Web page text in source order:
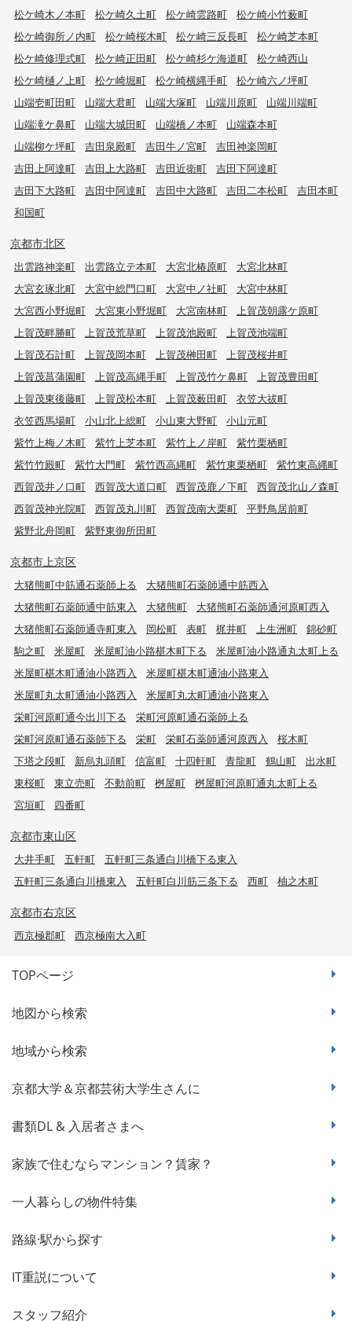
松ケ崎木ノ本町
松ケ崎久土町 松ケ崎雲路町
松ケ崎小竹薮町
松ケ崎御所ノ内町
松ケ崎桜木町 松ケ崎三反長町
松ケ崎芝本町
松ケ崎修理式町
松ケ崎正田町 松ケ崎杉ケ海道町
松ケ崎西山
松ケ崎樋ノ上町
松ケ崎堀町 松ケ崎横縄手町
松ケ崎六ノ坪町
山端壱町田町
山端大君町 山端大塚町 山端川原町
山端川端町
山端滝ケ鼻町
山端大城田町 山端橋ノ本町
山端森本町
山端柳ケ坪町
吉田泉殿町 吉田牛ノ宮町
吉田神楽岡町
吉田上阿達町
吉田上大路町 吉田近衛町
吉田下阿達町
吉田下大路町
吉田中阿達町 吉田中大路町 吉田二本松町
吉田本町
和国町
京都市北区
出雲路神楽町 出雲路立テ本町 大宮北椿原町
大宮北林町
大宮玄琢北町
大宮中総門口町 大宮中ノ社町
大宮中林町
大宮西小野堀町
大宮東小野堀町 大宮南林町
上賀茂朝露ケ原町
上賀茂畔勝町
上賀茂荒草町 上賀茂池殿町
上賀茂池端町
上賀茂石計町
上賀茂岡本町 上賀茂榊田町
上賀茂桜井町
上賀茂菖蒲園町
上賀茂高縄手町 上賀茂竹ケ鼻町
上賀茂豊田町
上賀茂東後藤町
上賀茂松本町 上賀茂薮田町
衣笠大祓町
衣笠西馬場町
小山北上総町 小山東大野町
小山元町
紫竹上梅ノ木町
紫竹上芝本町 紫竹上ノ岸町
紫竹栗栖町
紫竹竹殿町
紫竹大門町 紫竹西高縄町 紫竹東栗栖町
紫竹東高縄町
西賀茂井ノ口町
西賀茂大道口町 西賀茂鹿ノ下町
西賀茂北山ノ森町
西賀茂神光院町
西賀茂丸川町 西賀茂南大栗町
平野鳥居前町
紫野北舟岡町
紫野東御所田町
京都市上京区
大猪熊町中筋通石薬師上る
大猪熊町石薬師通中筋西入
大猪熊町石薬師通中筋東入
大猪熊町
大猪熊町石薬師通河原町西入
大猪熊町石薬師通寺町東入
岡松町 表町 梶井町 上生洲町
錦砂町
駒之町
米屋町 米屋町油小路椹木町下る
米屋町油小路通丸太町上る
米屋町椹木町通油小路西入
米屋町椹木町通油小路東入
米屋町丸太町通油小路西入
米屋町丸太町通油小路東入
栄町河原町通今出川下る
栄町河原町通石薬師上る
栄町河原町通石薬師下る
栄町 栄町石薬師通河原西入
桜木町
下塔之段町
新烏丸頭町 信富町 十四軒町 青龍町 鶴山町
出水町
東桜町
東立売町 不動前町 桝屋町
桝屋町河原町通丸太町上る
宮垣町
四番町
京都市東山区
大井手町 五軒町
五軒町三条通白川橋下る東入
五軒町三条通白川橋東入
五軒町白川筋三条下る 西町 柚之木町
京都市右京区
西京極郡町 西京極南大入町
TOPページ
地図から検索
地域から検索
京都大学＆京都芸術大学生さんに
書類DL & 入居者さまへ
家族で住むならマンション？賃家？
一人暮らしの物件特集
路線·駅から探す
IT重説について
スタッフ紹介